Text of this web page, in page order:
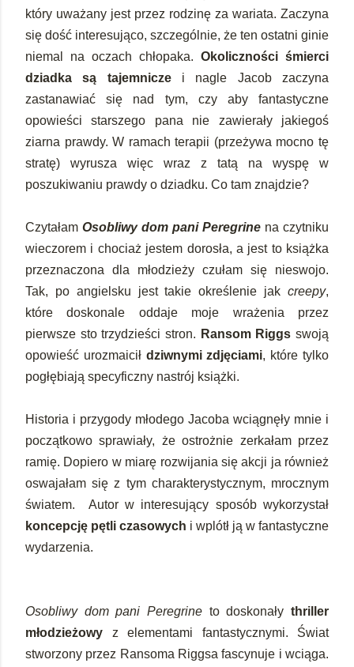
który uważany jest przez rodzinę za wariata. Zaczyna
się dość interesująco, szczególnie, że ten ostatni ginie
niemal na oczach chłopaka. Okoliczności śmierci
dziadka są tajemniczei nagle Jacob zaczyna
zastanawiać się nad tym, czy aby fantastyczne
opowieści starszego pana nie zawierały jakiegoś
ziarna prawdy. W ramach terapii (przeżywa mocno tę
stratę) wyrusza więc wraz z tatą na wyspę w
poszukiwaniu prawdy o dziadku. Co tam znajdzie?
Czytałam Osobliwy dom pani Peregrine na czytniku
wieczorem i chociaż jestem dorosła, a jest to książka
przeznaczona dla młodzieży czułam się nieswojo.
Tak, po angielsku jest takie określenie jak creepy,
które doskonale oddaje moje wrażenia przez
pierwsze sto trzydzieści stron. Ransom Riggsswoją
opowieść urozmaicił dziwnymi zdjęciami, które tylko
pogłębiają specyficzny nastrój książki.
Historia i przygody młodego Jacoba wciągnęły mnie i
początkowo sprawiały, że ostrożnie zerkałam przez
ramię. Dopiero w miarę rozwijania się akcji ja również
oswajałam się z tym charakterystycznym, mrocznym
światem. Autor w interesujący sposób wykorzystał
koncepcję pętli czasowych i wplótł ją w fantastyczne
wydarzenia.
Osobliwy dom pani Peregrine to doskonały thriller
młodzieżowy z elementami fantastycznymi. Świat
stworzony przez Ransoma Riggsa fascynuje i wciąga.